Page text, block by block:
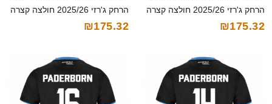
הרחק ג'רזי 2025/26 חולצה קצרה
₪175.32
הרחק ג'רזי 2025/26 חולצה קצרה
₪175.32